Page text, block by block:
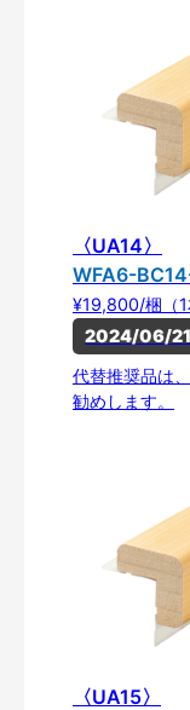
〈UA14〉
WFA6-
¥19,800/梱（1
2024/06/21
代替推奨品は
勧めします。
〈UA15〉